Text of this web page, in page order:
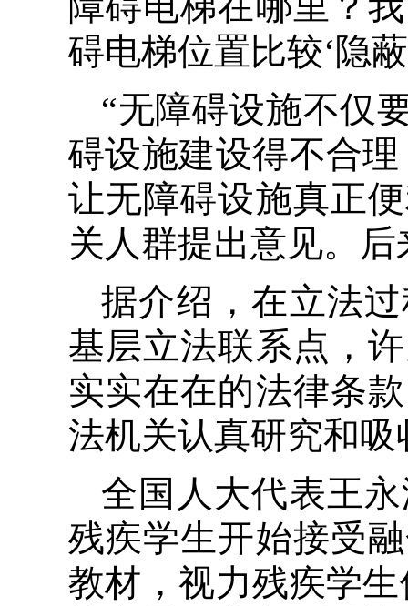
碍电梯位置比较‘隐
“无障碍设施不仅
碍设施建设得不合
让无障碍设施真正
关人群提出意见。
据介绍，在立法
基层立法联系点，
实实在在的法律条
法机关认真研究和吸
全国人大代表王
残疾学生开始接受
教材，视力残疾学